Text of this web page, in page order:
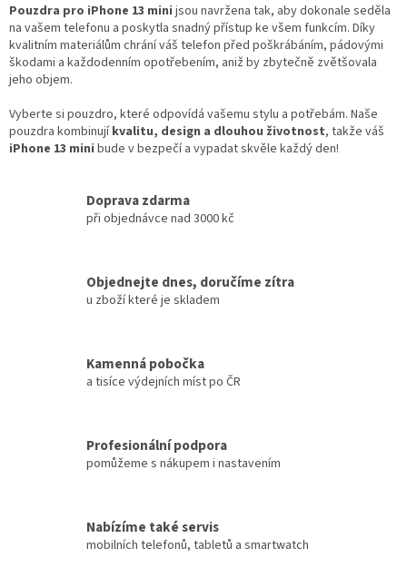
Pouzdra pro iPhone 13 mini jsou navržena tak, aby dokonale seděla
na vašem telefonu a poskytla snadný přístup ke všem funkcím. Díky
kvalitním materiálům chrání váš telefon před poškrábáním, pádovými
škodami a každodenním opotřebením, aniž by zbytečně zvětšovala
jeho objem.
Vyberte si pouzdro, které odpovídá vašemu stylu a potřebám. Naše
pouzdra kombinujíkvalitu, design a dlouhou životnost, takže váš
iPhone 13 mini bude v bezpečí a vypadat skvěle každý den!
Doprava zdarma
při objednávce nad 3000 kč
Objednejte dnes, doručíme zítra
u zboží které je skladem
Kamenná pobočka
a tisíce výdejních míst po ČR
Profesionální podpora
pomůžeme s nákupem i nastavením
Nabízíme také servis
mobilních telefonů, tabletů a smartwatch